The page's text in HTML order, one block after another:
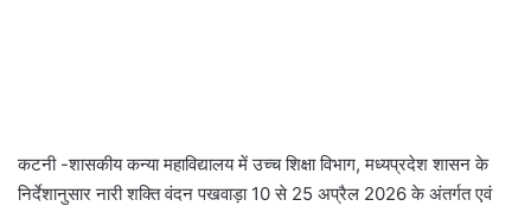
कटनी -शासकीय कन्या महाविद्यालय में उच्च शिक्षा विभाग, मध्यप्रदेश शासन के
निर्देशानुसार नारी शक्ति वंदन पखवाड़ा 10 से 25 अप्रैल 2026 के अंतर्गत एवं